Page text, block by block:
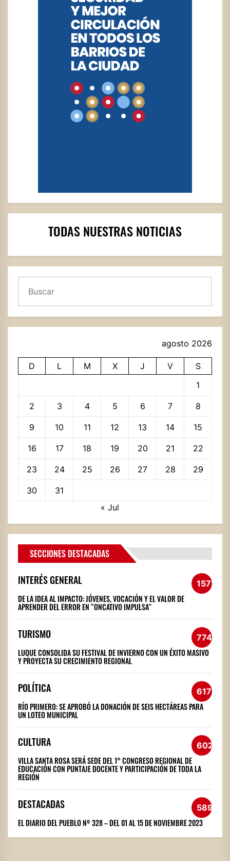
TODAS NUESTRAS NOTICIAS
agosto 2026
D L M X J V
S
1
2 3 4 5 6 7 8
9 10 11 12 13 14 15
16 17 18 19 20 21 22
23 24 25 26 27 28 29
30
31
« Jul
SECCIONES DESTACADAS
INTERÉS GENERAL 1572
DE LA IDEA AL IMPACTO: JÓVENES, VOCACIÓN Y EL VALOR DE
APRENDER DEL ERROR EN “ONCATIVO IMPULSA”
TURISMO 774
LUQUE CONSOLIDA SU FESTIVAL DE INVIERNO CON UN ÉXITO MASIVO
Y PROYECTA SU CRECIMIENTO REGIONAL
POLÍTICA 617
RÍO PRIMERO: SE APROBÓ LA DONACIÓN DE SEIS HECTÁREAS PARA
UN LOTEO MUNICIPAL
CULTURA 602
VILLA SANTA ROSA SERÁ SEDE DEL 1° CONGRESO REGIONAL DE
EDUCACIÓN CON PUNTAJE DOCENTE Y PARTICIPACIÓN DE TODA LA
REGIÓN
DESTACADAS 589
EL DIARIO DEL PUEBLO Nº 328 – DEL 01 AL 15 DE NOVIEMBRE 2023